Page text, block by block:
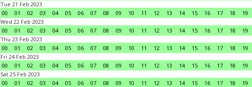
Tue 21 Feb 2023
00
01 02 03 04 05 06 07 08 09 10 11 12 13 14 15 16 17 18 19
Wed 22 Feb 2023
00
01 02 03 04 05 06 07 08 09 10 11 12 13 14 15 16 17 18 19
Thu 23 Feb 2023
00
01 02 03 04 05 06 07 08 09 10 11 12 13 14 15 16 17 18 19
Fri 24 Feb 2023
00
01 02 03 04 05 06 07 08 09 10 11 12 13 14 15 16 17 18 19
Sat 25 Feb 2023
00
01 02 03 04 05 06 07 08 09 10 11 12 13 14 15 16 17 18 19